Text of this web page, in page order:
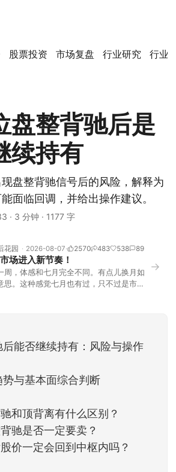
股票投资 市场复盘 行业研究 行业
盘整背驰后是
续持有
盘整背驰信号后的风险，解释为
面临回调，并给出操作建议。
· 3 分钟 · 1177 字
花园 2026-08-07 2570 483 538 89
场进入新节奏！
周，体感和七月完全不同。有点儿换月如
思。这种感觉七月也有过，只不过是市场
了春天般的暖风。指数涨了百点，交易额
→
能否继续持有：风险与操作
与基本面综合判断
和顶背离有什么区别？
驰是否一定要卖？
价一定会回到中枢内吗？